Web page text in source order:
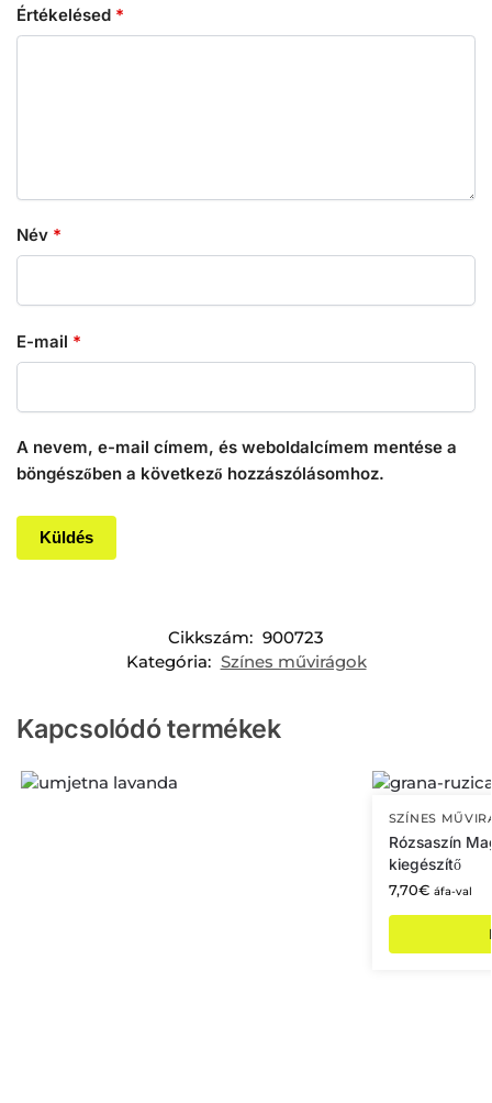
Értékelésed *
Név *
E-mail *
A nevem, e-mail címem, és weboldalcímem mentése a
böngészőben a következő hozzászólásomhoz.
Cikkszám: 900723
Kategória: Színes művirágok
Kapcsolódó termékek
SZÍNES
Rózsaszín
kiegészítő
7,70€ áfa-val